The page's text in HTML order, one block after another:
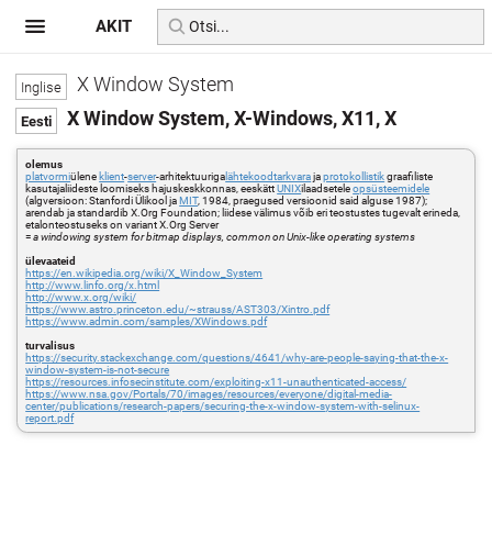
X Window System
X Window System, X-Windows, X11, X
olemus
platvormiülene klient-server-arhitektuurigalähtekoodtarkvarajaprotokollistikgraafiliste
kasutajaliideste loomiseks hajuskeskkonnas, eeskättUNIXilaadseteleopsüsteemidele
(algversioon: Stanfordi Ülikool jaMIT, 1984, praegused versioonid said alguse 1987);
arendab ja standardib X.Org Foundation; liidese välimus võib eri teostustes tugevalt erineda,
etalonteostuseks on variant X.Org Server
=a windowing system for bitmap displays, common on Unix-like operating systems
ülevaateid
https://en.wikipedia.org/wiki/X_Window_System
http://www.linfo.org/x.html
http://www.x.org/wiki/
https://www.astro.princeton.edu/~strauss/AST303/Xintro.pdf
https://www.admin.com/samples/XWindows.pdf
turvalisus
https://security.stackexchange.com/questions/4641/why-are-people-saying-that-the-x-
window-system-is-not-secure
https://resources.infosecinstitute.com/exploiting-x11-unauthenticated-access/
https://www.nsa.gov/Portals/70/images/resources/everyone/digital-media-
center/publications/research-papers/securing-the-x-window-system-with-selinux-
report.pdf
AKIT